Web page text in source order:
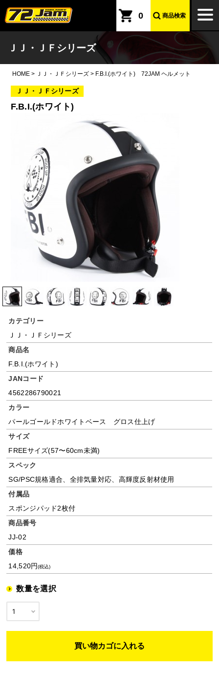
本文へ
0 商品検索
ＪＪ・ＪＦシリーズ
HOME > ＪＪ・ＪＦシリーズ > F.B.I.(ホワイト) 72JAM ヘルメット
ＪＪ・ＪＦシリーズ
F.B.I.(ホワイト)
カテゴリー
ＪＪ・ＪＦシリーズ
商品名
F.B.I.(ホワイト)
JANコード
4562286790021
カラー
パールゴールドホワイトベース グロス仕上げ
サイズ
FREEサイズ(57〜60cm未満)
スペック
SG/PSC規格適合、全排気量対応、高輝度反射材使用
付属品
スポンジパッド2枚付
商品番号
JJ-02
価格
14,520円(税込)
数量を選択